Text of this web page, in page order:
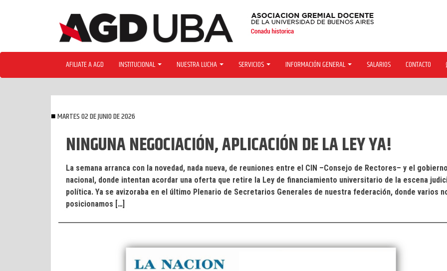
AFILIATE A AGD INSTITUCIONAL NUESTRA LUCHA SERVICIOS INFORMACIÓN GENERAL SALARIOS CONTACTO
MARTES 02 DE JUNIO DE 2026
NINGUNA NEGOCIACIÓN, APLICACIÓN DE LA LEY YA!
La semana arranca con la novedad, nada nueva, de reuniones entre el CIN –Consejo de Rectores– y el gobierno
nacional, donde intentan acordar una oferta que retire la Ley de financiamiento universitario de la escena
política. Ya se avizoraba en el último Plenario de Secretarios Generales de nuestra federación, donde varios
posicionamos […]